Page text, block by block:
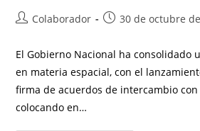
Colaborador 30 de octubre
El Gobierno Nacional ha consolidado
en materia espacial, con el
firma de acuerdos de intercambio
colocando en…